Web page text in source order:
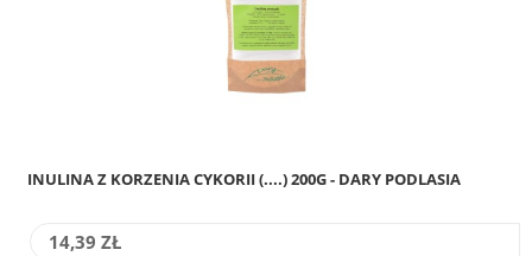
INULINA Z KORZENIA CYKORII (....) 200G - DARY PODLASIA
14,39 ZŁ